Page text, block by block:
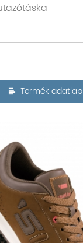
Termék adatlap